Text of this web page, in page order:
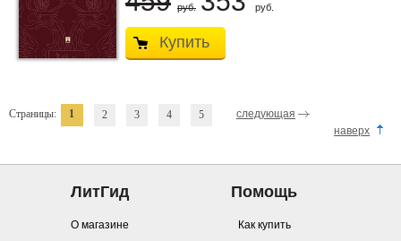
руб. руб.
Купить
Страницы: 1 2 3 4 5
следующая
наверх
ЛитГид
О магазине
Помощь
Как купить